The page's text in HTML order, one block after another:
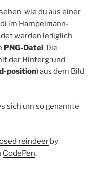
wie du aus einer
im Hampelmann-
werden lediglich
PNG-Datei. Die
der Hintergrund
position) aus dem Bild
sich um so genannte
reindeer by
CodePen.